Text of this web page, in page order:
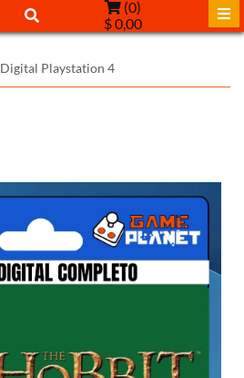
(0)
$ 0,00
Digital Playstation 4